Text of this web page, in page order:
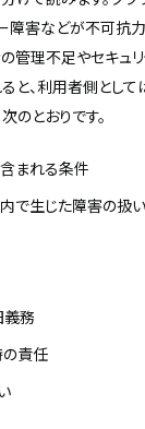
障害などが不可抗
の管理不足やセキュ
と、利用者側として
のとおりです。
まれる条件
で生じた障害の扱い
義務
の責任